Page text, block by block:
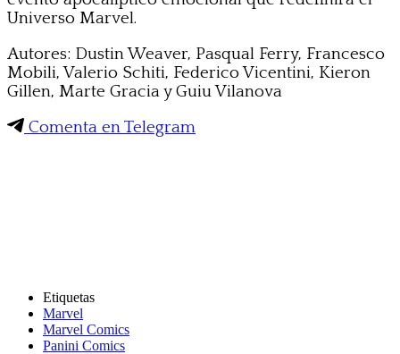
Universo Marvel.
Autores: Dustin Weaver, Pasqual Ferry, Francesco
Mobili, Valerio Schiti, Federico Vicentini, Kieron
Gillen, Marte Gracia y Guiu Vilanova
Comenta en Telegram
Etiquetas
Marvel
Marvel Comics
Panini Comics